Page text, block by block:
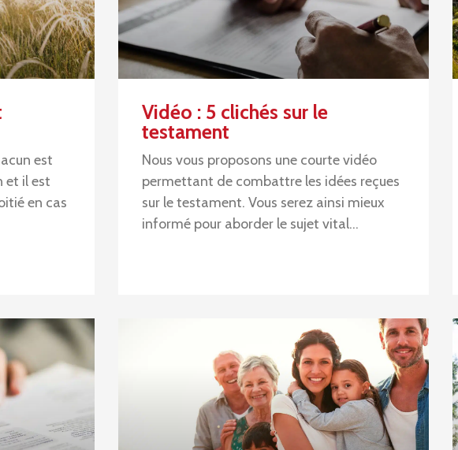
est
et il est
en cas
Vidéo : 5 clichés sur le
testament
Nous vous proposons une courte vidéo
permettant de combattre les idées reçues
sur le testament. Vous serez ainsi mieux
informé pour aborder le sujet vital…